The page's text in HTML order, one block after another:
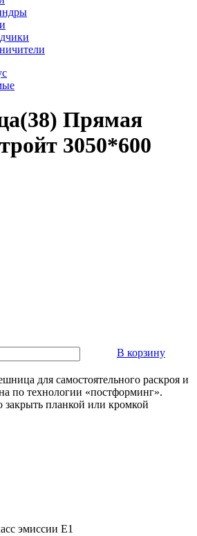
Прямая
3050*600
В корзину
для самостоятельного раскроя и
по технологии «постформинг».
планкой или кромкой
эмиссии Е1